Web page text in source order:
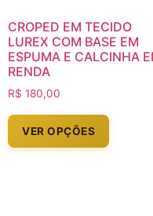
CROPED EM TECIDO
LUREX COM BASE EM
ESPUMA E CALCINHA
RENDA
R$ 180,00
VER OPÇÕES